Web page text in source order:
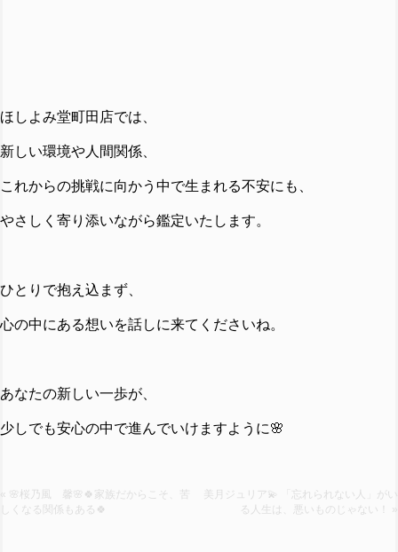
ほしよみ堂町田店では、
新しい環境や人間関係、
これからの挑戦に向かう中で生まれる不安にも、
やさしく寄り添いながら鑑定いたします。
ひとりで抱え込まず、
心の中にある想いを話しに来てくださいね。
あなたの新しい一歩が、
少しでも安心の中で進んでいけますように🌸
« 🌸桜乃風 馨🌸🍀家族だからこそ、苦
しくなる関係もある🍀
美月ジュリア💫 「忘れられない人」がい
る人生は、悪いものじゃない！ »